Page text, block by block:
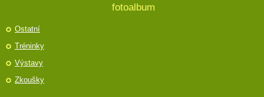
fotoalbum
Ostatní
Tréninky
Výstavy
Zkoušky